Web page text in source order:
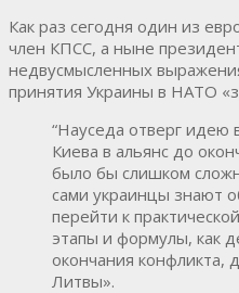
Как раз сегодня один из
член КПСС, а ныне
недвусмысленных
принятия Украины в НАТО
“Науседа отверг идею
Киева в альянс до
было бы слишком
сами украинцы знают
перейти к
этапы и формулы, как
окончания конфликта,
Литвы».